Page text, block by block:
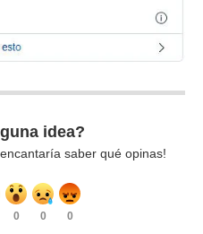
idea?
saber qué opinas!
0 0 0